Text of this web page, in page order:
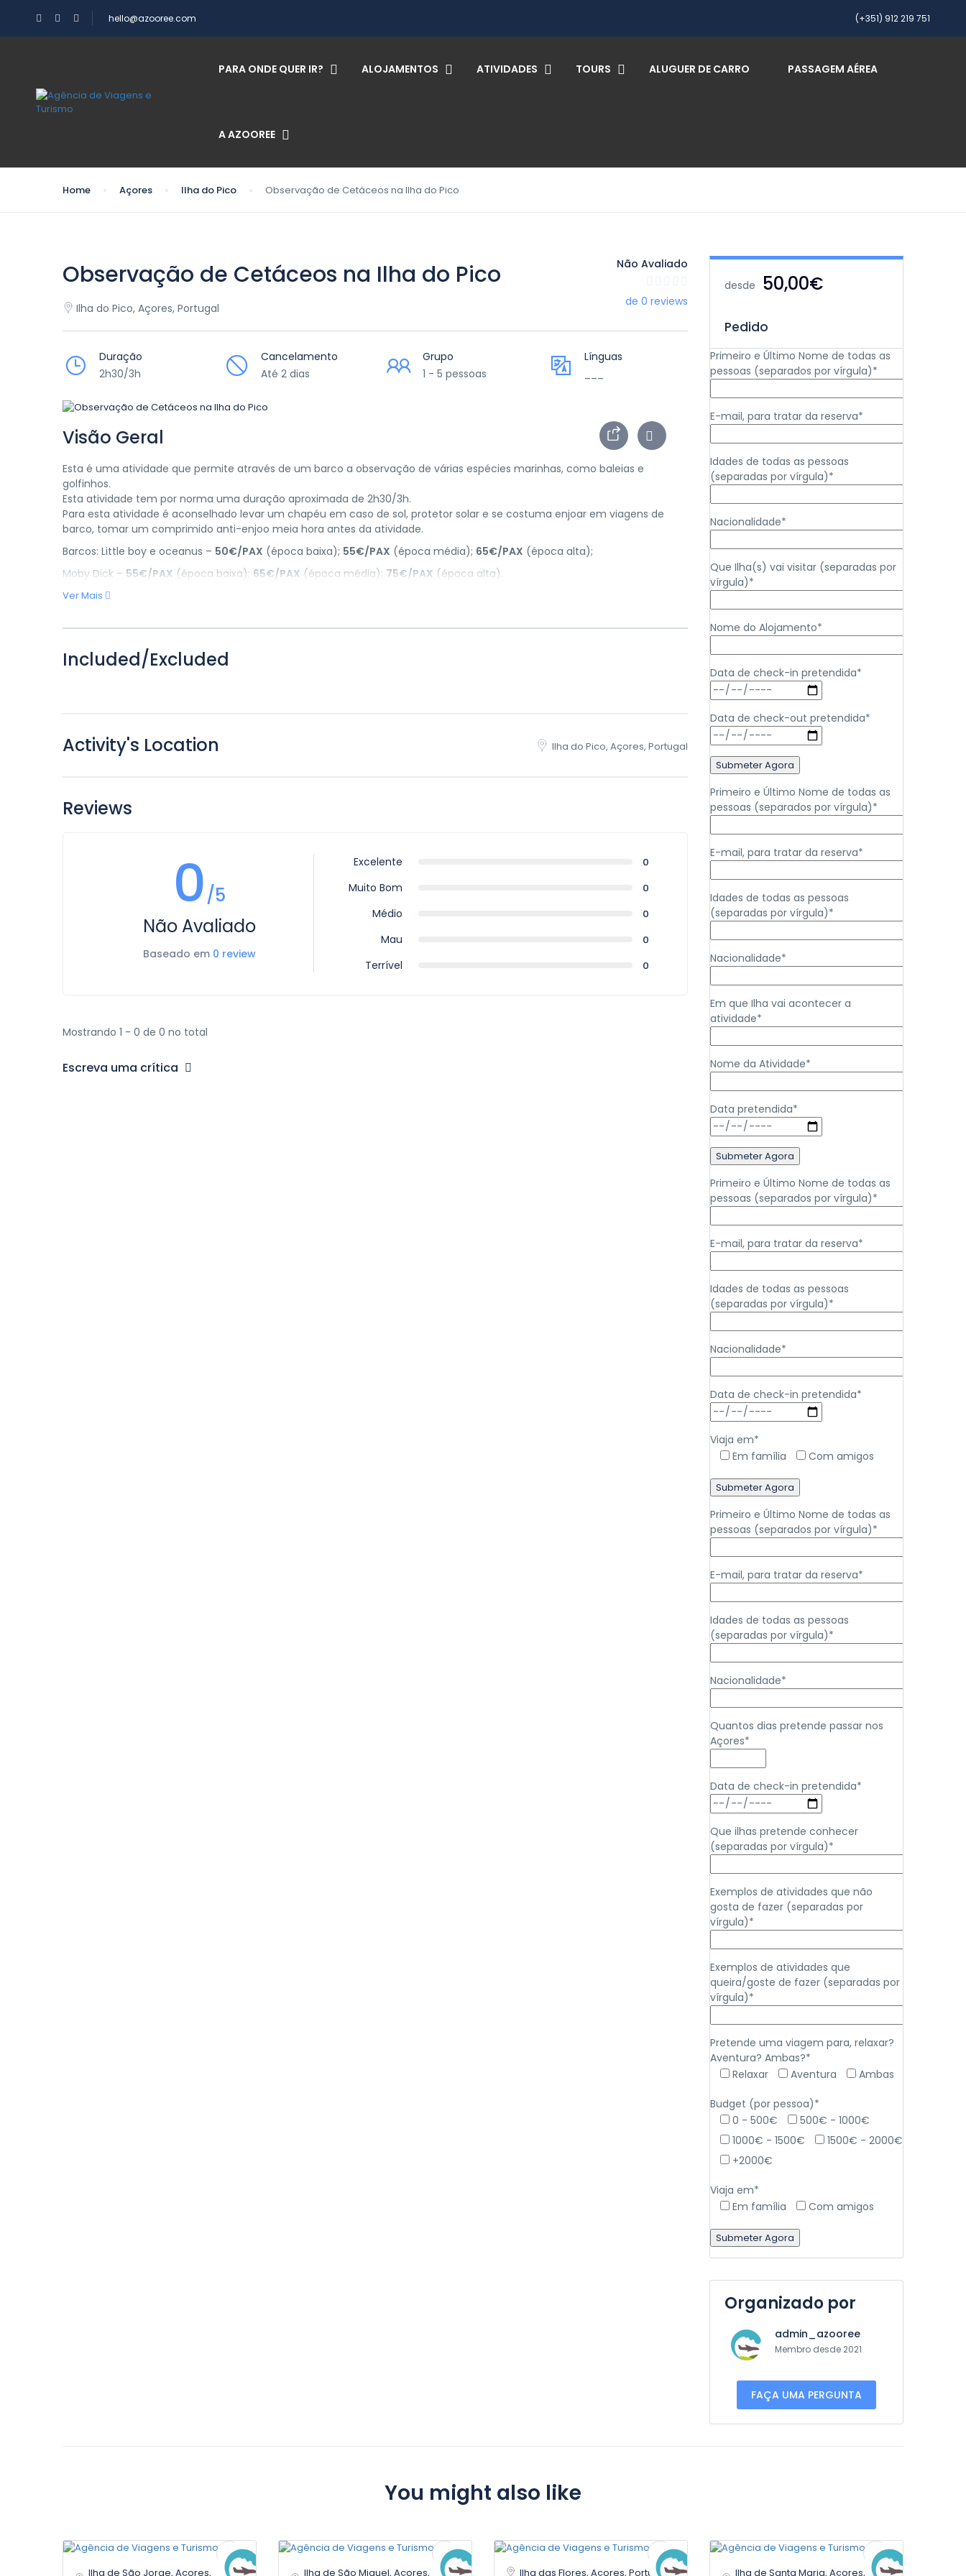
hello@azooree.com (+351) 912 219 751
PARA ONDE QUER IR? ALOJAMENTOS ATIVIDADES TOURS ALUGUER DE CARRO PASSAGEM AÉREA
A AZOOREE
Home Açores Ilha do Pico Observação de Cetáceos na Ilha do Pico
Observação de Cetáceos na Ilha do Pico
Ilha do Pico, Açores, Portugal
Não Avaliado
de 0 reviews
Duração
2h30/3h
Cancelamento
Até 2 dias
Grupo
1 - 5 pessoas
Línguas
Visão Geral
Esta é uma atividade que permite através de um barco a observação de várias espécies marinhas, como baleias e
golfinhos.
Esta atividade tem por norma uma duração aproximada de 2h30/3h.
Para esta atividade é aconselhado levar um chapéu em caso de sol, protetor solar e se costuma enjoar em viagens de
barco, tomar um comprimido anti-enjoo meia hora antes da atividade.
Barcos: Little boy e oceanus – 50€/PAX (época baixa); 55€/PAX (época média); 65€/PAX (época alta);
Moby Dick – 55€/PAX (época baixa); 65€/PAX (época média); 75€/PAX (época alta).
Ver Mais
Included/Excluded
Activity's Location Ilha do Pico, Açores, Portugal
Reviews
0/5
Não Avaliado
Baseado em 0 review
Excelente 0
Muito Bom 0
Médio 0
Mau 0
Terrível 0
Mostrando 1 - 0 de 0 no total
Escreva uma crítica
desde 50,00€
Pedido
Primeiro e Último Nome de todas as
pessoas (separados por vírgula)*
E-mail, para tratar da reserva*
Idades de todas as pessoas
(separadas por vírgula)*
Nacionalidade*
Que Ilha(s) vai visitar (separadas por
vírgula)*
Nome do Alojamento*
Data de check-in pretendida*
Data de check-out pretendida*
Primeiro e Último Nome de todas as
pessoas (separados por vírgula)*
E-mail, para tratar da reserva*
Idades de todas as pessoas
(separadas por vírgula)*
Nacionalidade*
Em que Ilha vai acontecer a
atividade*
Nome da Atividade*
Data pretendida*
Primeiro e Último Nome de todas as
pessoas (separados por vírgula)*
E-mail, para tratar da reserva*
Idades de todas as pessoas
(separadas por vírgula)*
Nacionalidade*
Data de check-in pretendida*
Viaja em*
Em família
Com amigos
Primeiro e Último Nome de todas as
pessoas (separados por vírgula)*
E-mail, para tratar da reserva*
Idades de todas as pessoas
(separadas por vírgula)*
Nacionalidade*
Quantos dias pretende passar nos
Açores*
Data de check-in pretendida*
Que ilhas pretende conhecer
(separadas por vírgula)*
Exemplos de atividades que não
gosta de fazer (separadas por
vírgula)*
Exemplos de atividades que
queira/goste de fazer (separadas por
vírgula)*
Pretende uma viagem para, relaxar?
Aventura? Ambas?*
Relaxar
Aventura Ambas
Budget (por pessoa)*
0 - 500€
500€ - 1000€
1000€ - 1500€
1500€ - 2000€
+2000€
Viaja em*
Em família
Com amigos
Organizado por
admin_azooree
Membro desde 2021
FAÇA UMA PERGUNTA
You might also like
Ilha de São Jorge, Açores, Ilha de São Miguel, Açores, Ilha das Flores, Açores, Portugal Ilha de Santa Maria, Açores,